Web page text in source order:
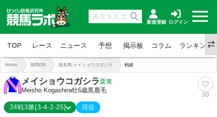
新規登録 ログイン
TOP レース ニュース 予想 掲示板 コラム ランキング
Home 競馬DB 競走馬:メイショウコガシラ 戦績
メイショウコガシラ栗東
Meisho Kogashira牡6歳黒鹿毛
30
34戦3勝[3-4-2-25]
現役